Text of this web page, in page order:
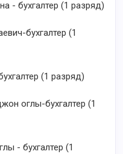
- бухгалтер (1 разряд)
бухгалтер (1
(1 разряд)
оглы-бухгалтер (1
- бухгалтер (1